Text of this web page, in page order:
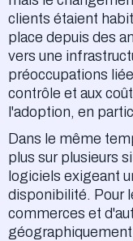
clients étaient
place depuis des
vers une
préoccupations
contrôle et aux
l'adoption, en
Dans le même
plus sur plusieurs
logiciels exigeant
disponibilité. Pour
commerces et